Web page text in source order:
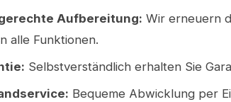
Aufbereitung: Wir erneuern
alle Funktionen.
Selbstverständlich erhalten Sie
Bequeme Abwicklung per